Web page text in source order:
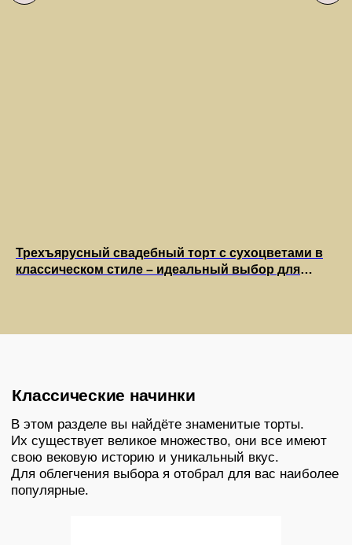
Трехъярусный свадебный торт с сухоцветами в
классическом стиле – идеальный выбор для